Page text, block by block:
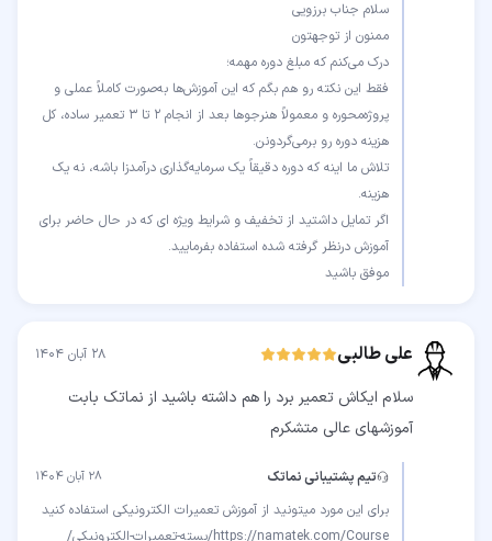
فقط این نکته رو هم بگم که این آموزش‌ها به‌صورت کاملاً عملی و
پروژه‌محوره و معمولاً هنرجوها بعد از انجام ۲ تا ۳ تعمیر ساده، کل
تلاش ما اینه که دوره دقیقاً یک سرمایه‌گذاری درآمدزا باشه، نه یک
اگر تمایل داشتید از تخفیف و شرایط ویژه ای که در حال حاضر برای
موفق باشید
علی طالبی ۲۸ آبان ۱۴۰۴
سلام ایکاش تعمیر برد را هم داشته باشید از نماتک بابت
آموزشهای عالی متشکرم
تیم پشتیبانی نماتک ۲۸ آبان ۱۴۰۴